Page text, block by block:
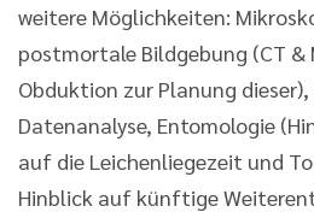
weitere Möglichkeiten:
postmortale Bildgebung (CT &
Obduktion zur Planung
Datenanalyse, Entomologie
auf die Leichenliegezeit und
Hinblick auf künftige